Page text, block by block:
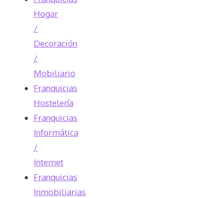
Hogar
/
Decoración
/
Mobiliario
Franquicias
Hostelería
Franquicias
Informática
/
Internet
Franquicias
Inmobiliarias